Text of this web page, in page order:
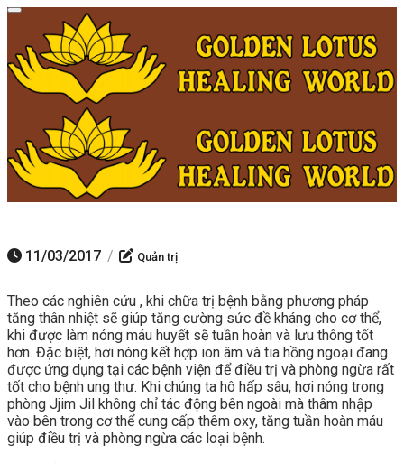
Toggle navigation
11/03/2017 / Quản trị
Theo các nghiên cứu , khi chữa trị bệnh bằng phương pháp
tăng thân nhiệt sẽ giúp tăng cường sức đề kháng cho cơ thể,
khi được làm nóng máu huyết sẽ tuần hoàn và lưu thông tốt
hơn. Đặc biệt, hơi nóng kết hợp ion âm và tia hồng ngoại đang
được ứng dụng tại các bệnh viện để điều trị và phòng ngừa rất
tốt cho bệnh ung thư. Khi chúng ta hô hấp sâu, hơi nóng trong
phòng Jjim Jil không chỉ tác động bên ngoài mà thâm nhập
vào bên trong cơ thể cung cấp thêm oxy, tăng tuần hoàn máu
giúp điều trị và phòng ngừa các loại bệnh.
Minigame Tiktok cùng Golden
Lotus nhận thưởng đến 9tr đồng.
Xem thể lệ!